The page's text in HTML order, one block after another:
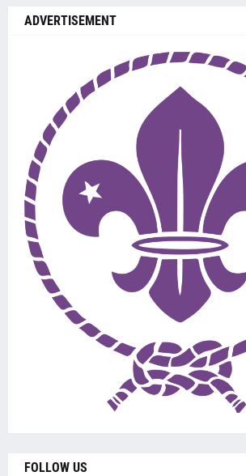
ADVERTISEMENT
FOLLOW US